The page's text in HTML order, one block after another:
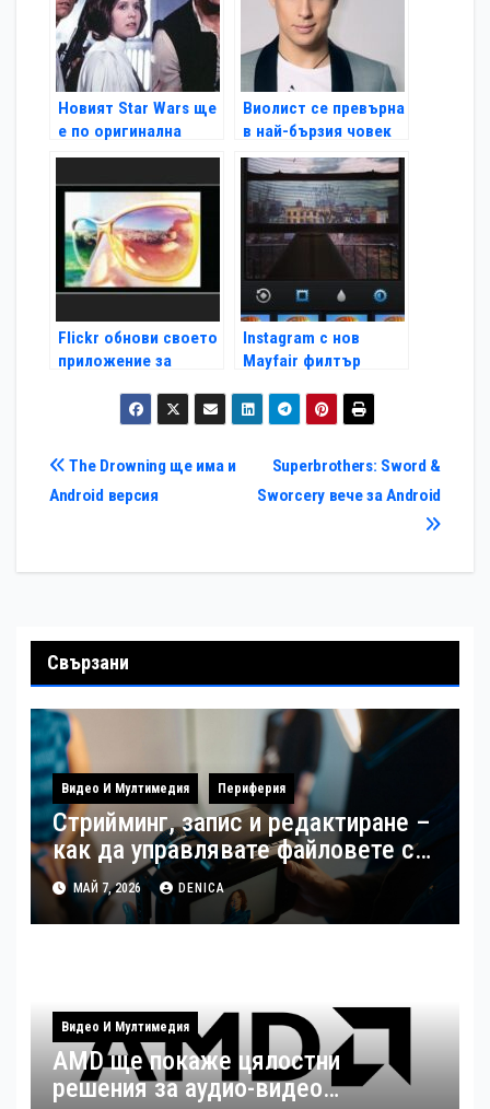
Новият Star Wars ще
е по оригинална
история
Виолист се превърна
в най-бързия човек
на планетата
Flickr обнови своето
приложение за
Instagram с нов
Mayfair филтър
Навигация
Superbrothers: Sword &
Sworcery вече за Android
The Drowning ще има и
Android версия
Свързани
Видео И Мултимедия Периферия
Стрийминг, запис и редактиране –
как да управлявате файловете си
като създател
МАЙ 7, 2026 DENICA
Видео И Мултимедия
AMD ще покаже цялостни
решения за аудио-видео